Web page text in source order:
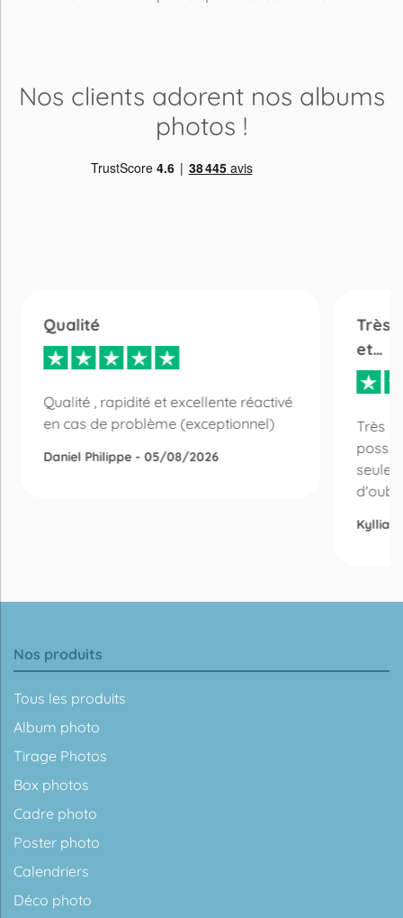
Nos clients adorent nos albums
photos !
Qualité
Qualité , rapidité et excellente réactivé
en cas de problème (exceptionnel)
Daniel Philippe - 05/08/2026
Très
et…
Très
d'oubli
Kyllian
Nos produits
Tous les produits
Album photo
Tirage Photos
Box photos
Cadre photo
Poster photo
Calendriers
Déco photo